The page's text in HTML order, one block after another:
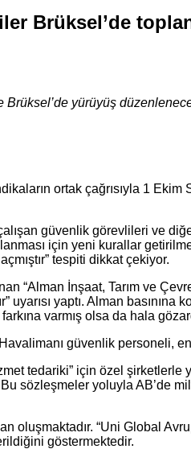
Brüksel’de
Brüksel’de yürüyüş
ortak çağrısıyla 1
güvenlik görevlileri ve
için yeni kurallar
tespiti dikkat çekiyor.
“Alman İnşaat, Tarım ve
yaptı. Alman
farkına varmış olsa da hala
güvenlik personeli,
tedariki” için özel
sözleşmeler yoluyla
“Uni Global
göstermektedir.